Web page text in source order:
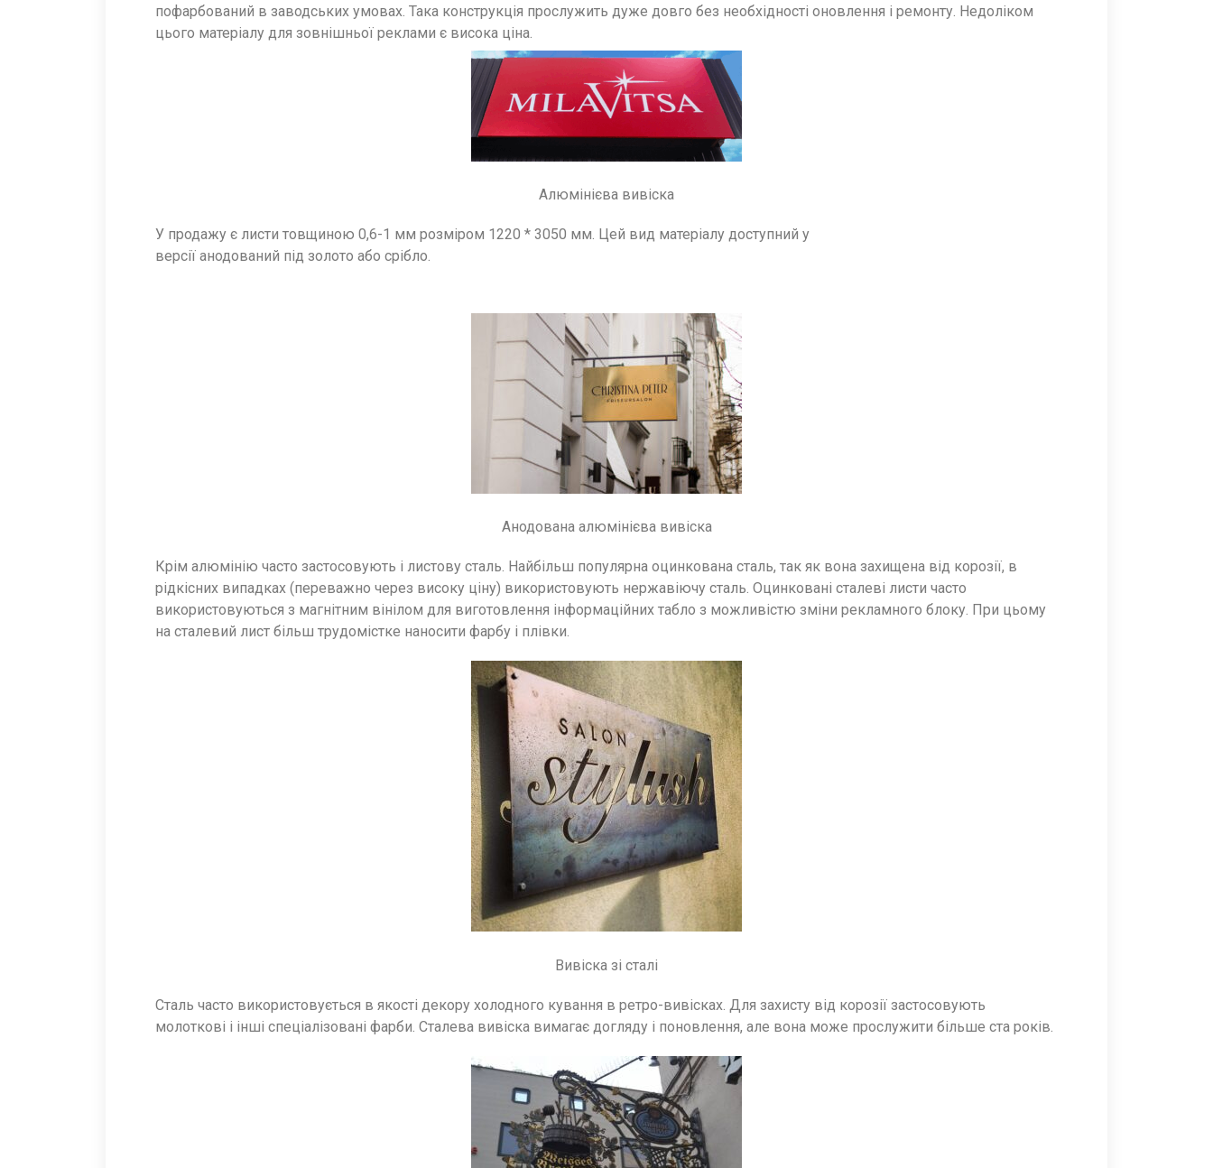
пофарбований в заводських умовах. Така конструкція прослужить дуже довго без необхідності оновлення і ремонту. Недоліком
цього матеріалу для зовнішньої реклами є висока ціна.
Алюмінієва вивіска
У продажу є листи товщиною 0,6-1 мм розміром 1220 * 3050 мм. Цей вид матеріалу доступний у
версії анодований під золото або срібло.
Анодована алюмінієва вивіска
Крім алюмінію часто застосовують і листову сталь. Найбільш популярна оцинкована сталь, так як вона захищена від корозії, в
рідкісних випадках (переважно через високу ціну) використовують нержавіючу сталь. Оцинковані сталеві листи часто
використовуються з магнітним вінілом для виготовлення інформаційних табло з можливістю зміни рекламного блоку. При цьому
на сталевий лист більш трудомістке наносити фарбу і плівки.
Вивіска зі сталі
Сталь часто використовується в якості декору холодного кування в ретро-вивісках. Для захисту від корозії застосовують
молоткові і інші спеціалізовані фарби. Сталева вивіска вимагає догляду і поновлення, але вона може прослужити більше ста років.